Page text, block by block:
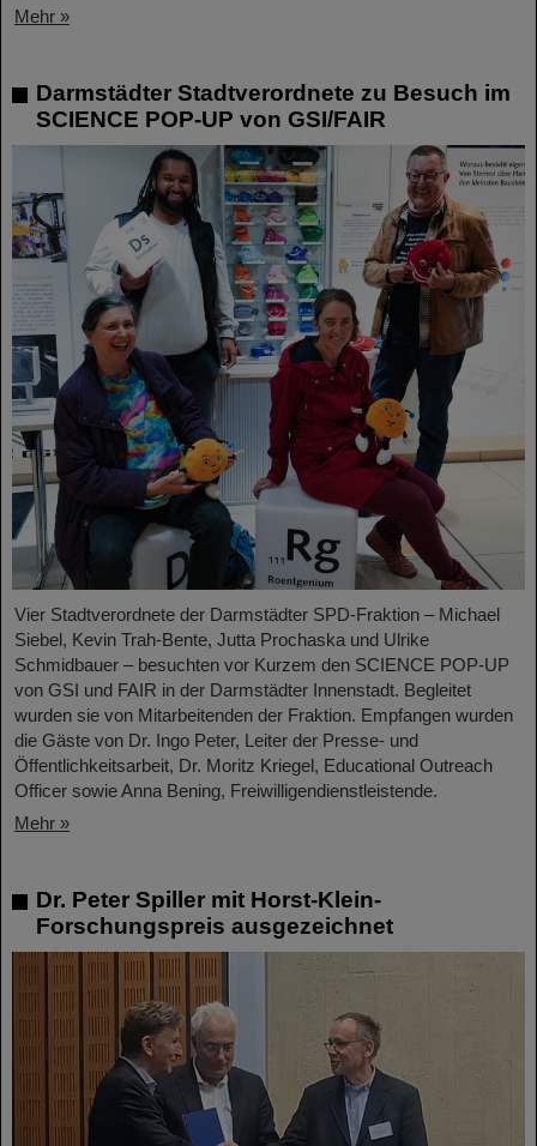
Mehr »
Darmstädter Stadtverordnete zu Besuch im
SCIENCE POP-UP von GSI/FAIR
Vier Stadtverordnete der Darmstädter SPD-Fraktion – Michael
Siebel, Kevin Trah-Bente, Jutta Prochaska und Ulrike
Schmidbauer – besuchten vor Kurzem den SCIENCE POP-UP
von GSI und FAIR in der Darmstädter Innenstadt. Begleitet
wurden sie von Mitarbeitenden der Fraktion. Empfangen wurden
die Gäste von Dr. Ingo Peter, Leiter der Presse- und
Öffentlichkeitsarbeit, Dr. Moritz Kriegel, Educational Outreach
Officer sowie Anna Bening, Freiwilligendienstleistende.
Mehr »
Dr. Peter Spiller mit Horst-Klein-
Forschungspreis ausgezeichnet